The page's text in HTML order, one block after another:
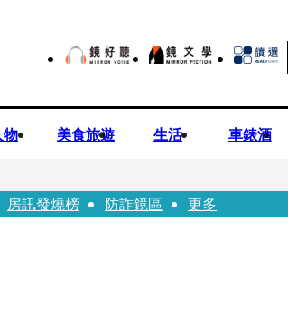
物 美食旅遊 生活 車錶酒
處」享年36歲 生前曾爆染毒、家暴前妻
房訊發燒榜 防詐鏡區 更多